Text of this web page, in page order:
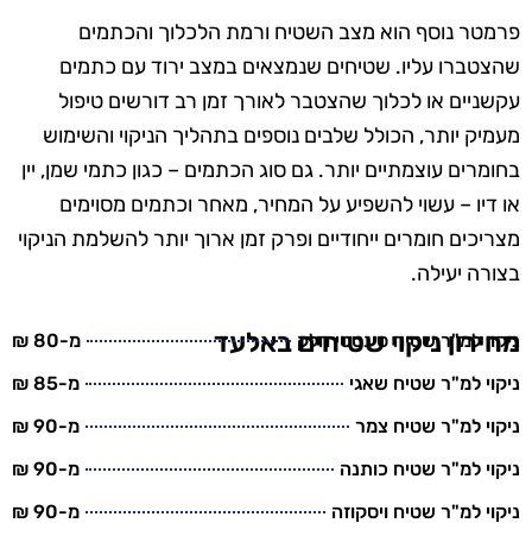
פרמטר נוסף הוא מצב השטיח ורמת הלכלוך והכתמים
שהצטברו עליו. שטיחים שנמצאים במצב ירוד עם כתמים
עקשניים או לכלוך שהצטבר לאורך זמן רב דורשים טיפול
מעמיק יותר, הכולל שלבים נוספים בתהליך הניקוי והשימוש
בחומרים עוצמתיים יותר. גם סוג הכתמים – כגון כתמי שמן, יין
או דיו – עשוי להשפיע על המחיר, מאחר וכתמים מסוימים
מצריכים חומרים ייחודיים ופרק זמן ארוך יותר להשלמת הניקוי
בצורה יעילה.
מחירון ניקוי שטיחים באלעד
ניקוי למ"ר שטיח סינטטי חלק
מ-80 ₪
ניקוי למ"ר שטיח שאגי
מ-85 ₪
ניקוי למ"ר שטיח צמר
מ-90 ₪
ניקוי למ"ר שטיח כותנה
מ-90 ₪
ניקוי למ"ר שטיח ויסקוזה
מ-90 ₪